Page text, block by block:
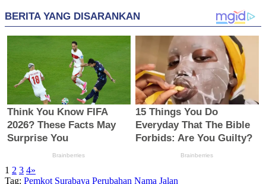
1 2 3 4»
Tag: Pemkot Surabaya Perubahan Nama Jalan